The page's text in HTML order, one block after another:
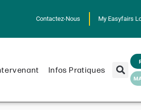
Contactez-Nous My Easyfairs
Infos Pratiques